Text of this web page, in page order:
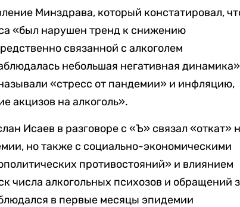
Минздрава, который констатировал,
«был нарушен тренд к снижению
связанной с алкоголем
небольшая негативная
«стресс от пандемии» и инфляцию,
акцизов на алкоголь».
Исаев в разговоре с «Ъ» связал «откат»
но также с социально-экономическими
противостояний» и влиянием
числа алкогольных психозов и обращений
в первые месяцы эпидемии